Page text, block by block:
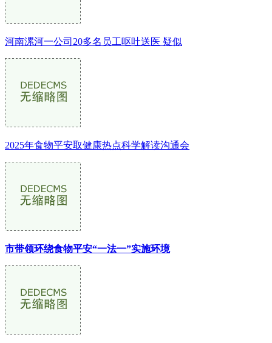
河南漯河一公司20多名员工呕吐送医 疑似
2025年食物平安取健康热点科学解读沟通会
市带领环绕食物平安“一法一”实施环境